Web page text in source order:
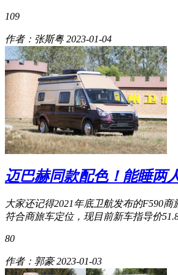
109
作者：张斯粤 2023-01-04
迈巴赫同款配色！能睡两
大家还记得2021年底卫航发布的F590
符合商旅车定位，现目前新车指导价51.8
80
作者：郭豪 2023-01-03